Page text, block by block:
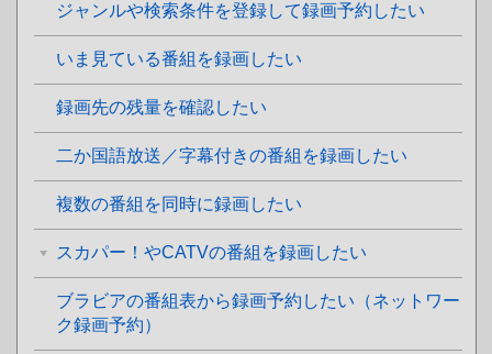
ジャンルや検索条件を登録して録画予約したい
いま見ている番組を録画したい
録画先の残量を確認したい
二か国語放送／字幕付きの番組を録画したい
複数の番組を同時に録画したい
スカパー！やCATVの番組を録画したい
ブラビアの番組表から録画予約したい（ネットワー
ク録画予約）